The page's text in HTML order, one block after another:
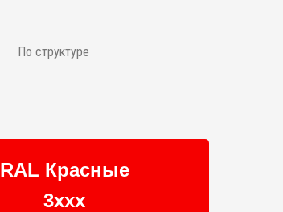
По структуре
RAL Красные
3ххх